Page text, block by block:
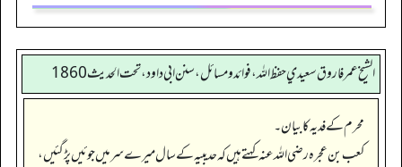
الشيخ عمر فاروق سعيدي حفظ الله، فوائد و مسائل، سنن ابي داود ، تحت الحديث 1860
محرم کے فدیہ کا بیان۔
کعب بن عجرہ رضی اللہ عنہ کہتے ہیں کہ حدیبیہ کے سال میرے سر میں جوئیں پڑ گئیں،